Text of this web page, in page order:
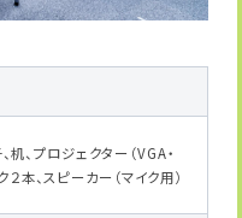
机、プロジェクター（VGA・
本、スピーカー（マイク用）